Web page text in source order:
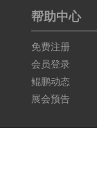
帮助中心
免费注册
会员登录
鲲鹏动态
展会预告